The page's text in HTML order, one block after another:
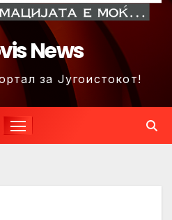
News
за Југоистокот!